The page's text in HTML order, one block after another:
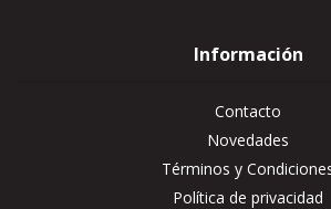
Información
Contacto
Novedades
Términos y
Política de privacidad